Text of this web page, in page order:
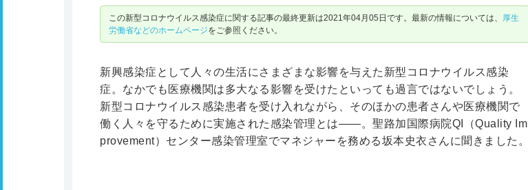
この新型コロナウイルス感染症に関する記事の最終更新は2021年04月05日です。最新の情報については、 厚生
労働省などのホームページをご参照ください。
新興感染症として人々の生活にさまざまな影響を与えた新型コロナウイルス感染
症。なかでも医療機関は多大なる影響を受けたといっても過言ではないでしょう。
新型コロナウイルス感染患者を受け入れながら、そのほかの患者さんや医療機関で
働く人々を守るために実施された感染管理とは――。聖路加国際病院QI（Quality Im
provement）センター感染管理室でマネジャーを務める坂本史衣さんに聞きました。